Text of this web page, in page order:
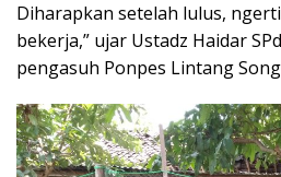
Diharapkan setelah lulus,
bekerja,” ujar Ustadz Haidar
pengasuh Ponpes Lintang